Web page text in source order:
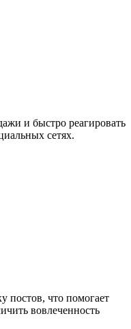
и быстро реагировать
сетях.
постов, что помогает
вовлеченность